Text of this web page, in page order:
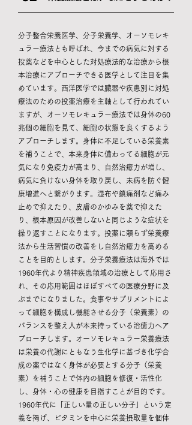
分子整合栄養医学、分子栄養学、オーソモレキ
ュラー療法とも呼ばれ、今までの病気に対する
投薬などを中心とした対処療法的な治療から根
本治療にアプローチできる医学として注目を集
めています。西洋医学では臓器や疾患別に対処
療法のための投薬治療を主軸として行われてい
ますが、オーソモレキュラー療法では身体の60
兆個の細胞を見て、細胞の状態を良くするよう
アプローチします。身体に不足している栄養素
を補うことで、本来身体に備わってる細胞が元
気になり免疫力が高まり、自然治癒力が増し、
病気に負けない身体を取り戻し、未病を防ぐ健
康増進へと繋がります。湿布や鎮痛剤など痛み
止めで抑えたり、皮膚のかゆみを薬で抑えた
り、根本原因が改善しないと同じような症状を
繰り返すことになります。投薬に頼らず栄養療
法から生活習慣の改善をし自然治癒力を高める
ことを目的とします。分子栄養療法は海外では
1960年代より精神疾患領域の治療として応用さ
れ、その応用範囲はほぼすべての医療分野に及
ぶまでになりました。食事やサプリメントによ
って細胞を構成し機能させる分子（栄養素）の
バランスを整え人が本来持っている治癒力へア
プローチします。
オーソモレキュラー栄養療法
は栄養の代謝にともなう生化学に基づき化学合
成の薬ではなく身体が必要とする分子（栄養
素）を補うことで体内の細胞を修復・活性化
し、身体・心の健康を目指すことが目的です。
1960年代に「正しい量の正しい分子」という定
義を掲げ、ビタミンを中心に栄養摂取量を個体